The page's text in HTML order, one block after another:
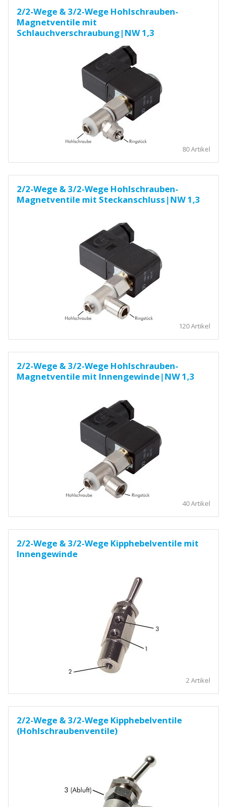
2/2-Wege & 3/2-Wege Hohlschrauben-
Magnetventile mit
Schlauchverschraubung|NW 1,3
80 Artikel
2/2-Wege & 3/2-Wege Hohlschrauben-
Magnetventile mit Steckanschluss|NW 1,3
120 Artikel
2/2-Wege & 3/2-Wege Hohlschrauben-
Magnetventile mit Innengewinde|NW 1,3
40 Artikel
2/2-Wege & 3/2-Wege Kipphebelventile mit
Innengewinde
2 Artikel
2/2-Wege & 3/2-Wege Kipphebelventile
(Hohlschraubenventile)